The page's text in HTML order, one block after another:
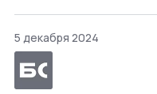
5 декабря 2024